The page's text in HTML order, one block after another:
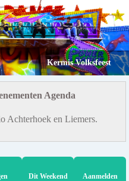
Kermis Volksfeest
Agenda
Achterhoek en Liemers.
Dit Weekend Aanmelden